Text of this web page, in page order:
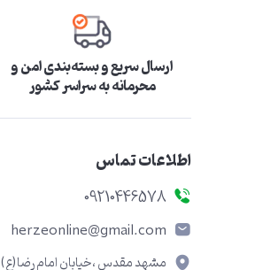
ارسال سریع و بسته‌بندی امن و
محرمانه به سراسر کشور
اطلاعات تماس
09210446578
herzeonline@gmail.com
مشهد مقدس ،خیابان امام